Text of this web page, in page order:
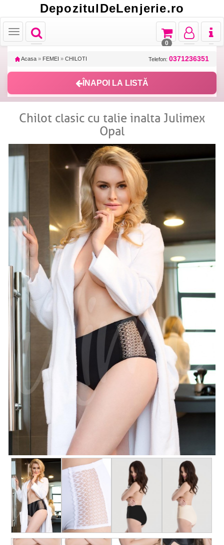
DepozitulDeLenjerie.ro
Toggle
navigation
Toggle
Toggle
navigation
Toggle
navigation
Toggle
navigation
0
Acasa » FEMEI » CHILOTI Telefon: 0371236351
ÎNAPOI LA LISTĂ
Chilot clasic cu talie inalta Julimex
Opal